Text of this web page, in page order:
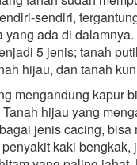
sendiri,
yang ada di
5 jenis; tanah
hijau, dan tanah
mengandung kapur
hijau yang
jenis cacing, bisa
kaki bengkak,